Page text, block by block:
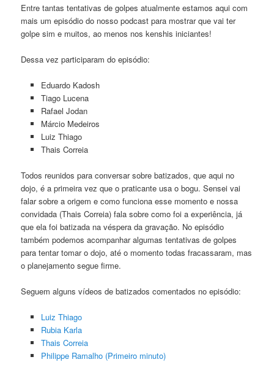
Entre tantas tentativas de golpes atualmente estamos aqui com
mais um episódio do nosso podcast para mostrar que vai ter
golpe sim e muitos, ao menos nos kenshis iniciantes!
Dessa vez participaram do episódio:
Eduardo Kadosh
Tiago Lucena
Rafael Jodan
Márcio Medeiros
Luiz Thiago
Thais Correia
Todos reunidos para conversar sobre batizados, que aqui no
dojo, é a primeira vez que o praticante usa o bogu. Sensei vai
falar sobre a origem e como funciona esse momento e nossa
convidada (Thais Correia) fala sobre como foi a experiência, já
que ela foi batizada na véspera da gravação. No episódio
também podemos acompanhar algumas tentativas de golpes
para tentar tomar o dojo, até o momento todas fracassaram, mas
o planejamento segue firme.
Seguem alguns vídeos de batizados comentados no episódio:
Luiz Thiago
Rubia Karla
Thais Correia
Philippe Ramalho (Primeiro minuto)